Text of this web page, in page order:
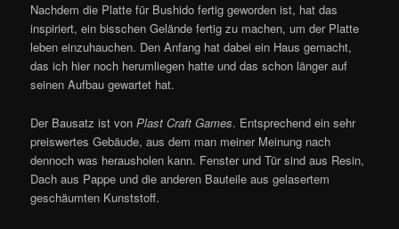
Nachdem die Platte für Bushido fertig geworden ist, hat das
inspiriert, ein bisschen Gelände fertig zu machen, um der Platte
leben einzuhauchen. Den Anfang hat dabei ein Haus gemacht,
das ich hier noch herumliegen hatte und das schon länger auf
seinen Aufbau gewartet hat.
Der Bausatz ist vonPlast Craft Games. Entsprechend ein sehr
preiswertes Gebäude, aus dem man meiner Meinung nach
dennoch was herausholen kann. Fenster und Tür sind aus Resin,
Dach aus Pappe und die anderen Bauteile aus gelasertem
geschäumten Kunststoff.